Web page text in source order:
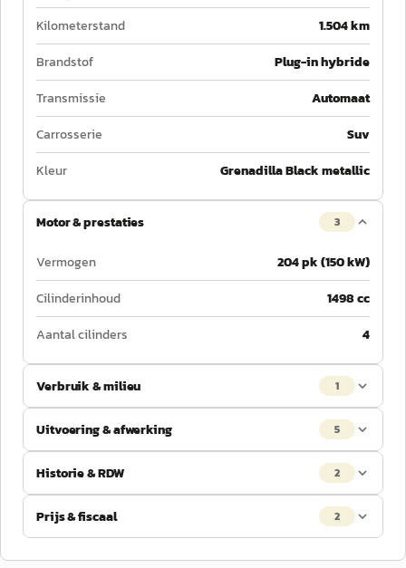
Kilometerstand
1.504 km
Brandstof
Plug-in hybride
Transmissie
Automaat
Carrosserie
Suv
Kleur
Grenadilla Black metallic
Motor & prestaties 3
Vermogen
204 pk (150 kW)
Cilinderinhoud
1498 cc
Aantal cilinders
4
Verbruik & milieu 1
Uitvoering & afwerking 5
Historie & RDW 2
Prijs & fiscaal 2